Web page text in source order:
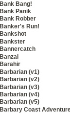
Bank Bang!
Bank Panik
Bank Robber
Banker's Run!
Bankshot
Bankster
Bannercatch
Banzai
Barahir
Barbarian (v1)
Barbarian (v2)
Barbarian (v3)
Barbarian (v4)
Barbarian (v5)
Barbary Coast